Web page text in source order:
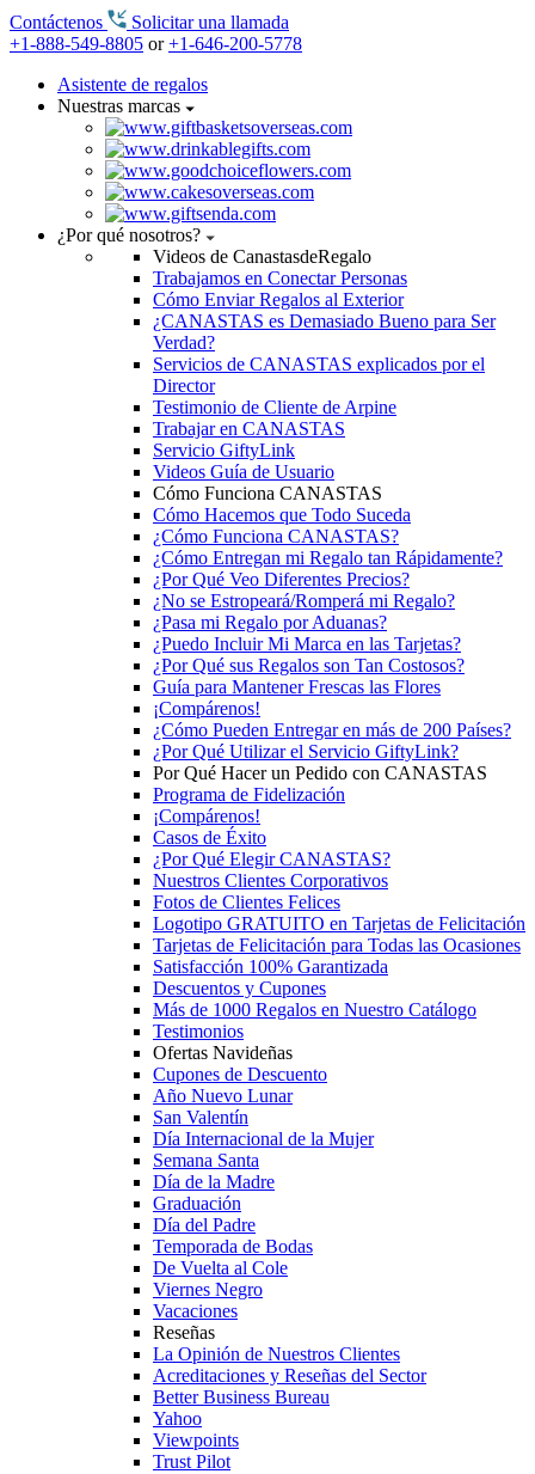
Contáctenos
Solicitar una llamada
+1-888-549-8805 or+1-646-200-5778
Asistente de regalos
Nuestras marcas
¿Por qué nosotros?
Videos de CanastasdeRegalo
Trabajamos en Conectar Personas
Cómo Enviar Regalos al Exterior
¿CANASTAS es Demasiado Bueno para Ser
Verdad?
Servicios de CANASTAS explicados por el
Director
Testimonio de Cliente de Arpine
Trabajar en CANASTAS
Servicio GiftyLink
Videos Guía de Usuario
Cómo Funciona CANASTAS
Cómo Hacemos que Todo Suceda
¿Cómo Funciona CANASTAS?
¿Cómo Entregan mi Regalo tan Rápidamente?
¿Por Qué Veo Diferentes Precios?
¿No se Estropeará/Romperá mi Regalo?
¿Pasa mi Regalo por Aduanas?
¿Puedo Incluir Mi Marca en las Tarjetas?
¿Por Qué sus Regalos son Tan Costosos?
Guía para Mantener Frescas las Flores
¡Compárenos!
¿Cómo Pueden Entregar en más de 200 Países?
¿Por Qué Utilizar el Servicio GiftyLink?
Por Qué Hacer un Pedido con CANASTAS
Programa de Fidelización
¡Compárenos!
Casos de Éxito
¿Por Qué Elegir CANASTAS?
Nuestros Clientes Corporativos
Fotos de Clientes Felices
Logotipo GRATUITO en Tarjetas de Felicitación
Tarjetas de Felicitación para Todas las Ocasiones
Satisfacción 100% Garantizada
Descuentos y Cupones
Más de 1000 Regalos en Nuestro Catálogo
Testimonios
Ofertas Navideñas
Cupones de Descuento
Año Nuevo Lunar
San Valentín
Día Internacional de la Mujer
Semana Santa
Día de la Madre
Graduación
Día del Padre
Temporada de Bodas
De Vuelta al Cole
Viernes Negro
Vacaciones
Reseñas
La Opinión de Nuestros Clientes
Acreditaciones y Reseñas del Sector
Better Business Bureau
Yahoo
Viewpoints
Trust Pilot